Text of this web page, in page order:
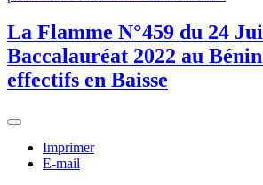
La Flamme N°459 du 24
Baccalauréat 2022 au
effectifs en Baisse
Imprimer
E-mail